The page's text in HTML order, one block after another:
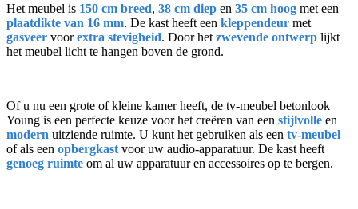
Het meubel is 150 cm breed, 38 cm diep en 35 cm hoog met een
plaatdikte van 16 mm. De kast heeft een kleppendeur met
gasveer voorextra stevigheid. Door het zwevende ontwerp lijkt
het meubel licht te hangen boven de grond.
Of u nu een grote of kleine kamer heeft, de tv-meubel betonlook
Young is een perfecte keuze voor het creëren van een stijlvolle en
modern uitziende ruimte. U kunt het gebruiken als een tv-meubel
of als een opbergkast voor uw audio-apparatuur. De kast heeft
genoeg ruimte om al uw apparatuur en accessoires op te bergen.